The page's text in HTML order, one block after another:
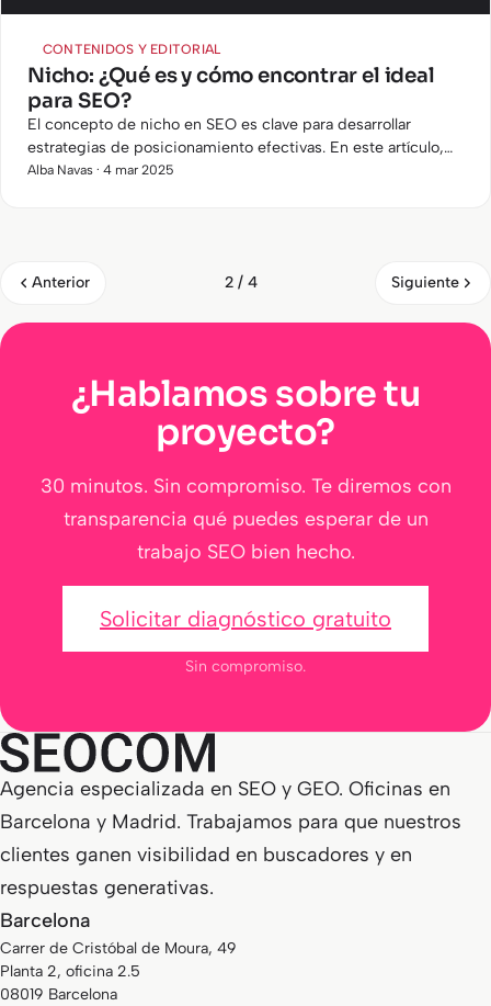
CONTENIDOS Y EDITORIAL
Nicho: ¿Qué es y cómo encontrar el ideal
para SEO?
El concepto de nicho en SEO es clave para desarrollar
estrategias de posicionamiento efectivas. En este artículo,
explicaremos qué es un nicho, cómo identificar uno rentable
Alba Navas · 4 mar 2025
Anterior 2 / 4 Siguiente
¿Hablamos sobre tu
proyecto?
30 minutos. Sin compromiso. Te diremos con
transparencia qué puedes esperar de un
trabajo SEO bien hecho.
Solicitar diagnóstico gratuito
Sin compromiso.
Agencia especializada en SEO y GEO. Oficinas en
Barcelona y Madrid. Trabajamos para que nuestros
clientes ganen visibilidad en buscadores y en
respuestas generativas.
Barcelona
Carrer de Cristóbal de Moura, 49
Planta 2, oficina 2.5
08019 Barcelona